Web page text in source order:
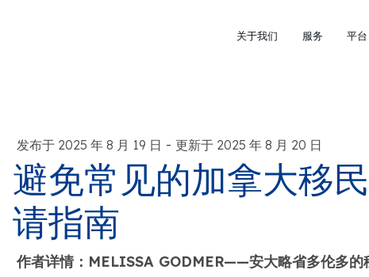
关于我们 服务 平台
发布于 2025 年 8 月 19 日 - 更新于 2025 年 8 月 20 日
避免常见的加拿大移
请指南
作者详情：MELISSA GODMER——安大略省多伦多的